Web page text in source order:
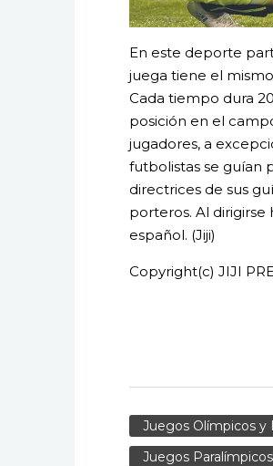
En este deporte
juega tiene el
Cada tiempo dura
posición en el
jugadores, a
futbolistas se guían
directrices de sus
porteros. Al dirigirse
español. (Jiji)
Copyright(c) JIJI
Juegos Olímpicos y
Juegos Paralímpicos